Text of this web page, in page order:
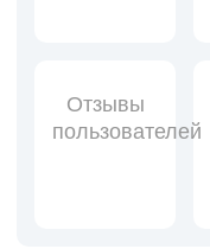
Отзывы
пользователей